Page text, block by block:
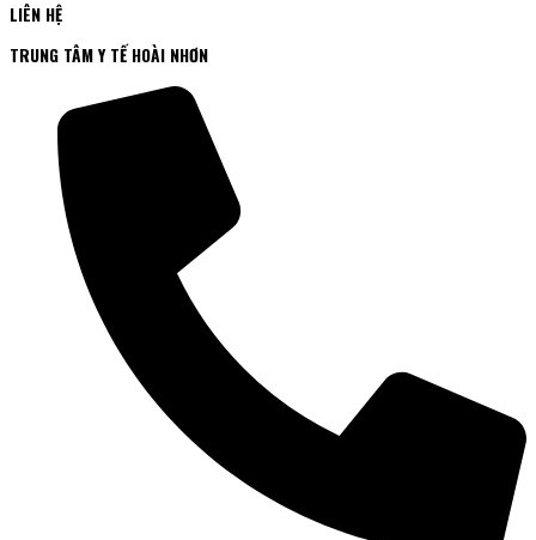
LIÊN HỆ
TRUNG TÂM Y TẾ HOÀI NHƠN